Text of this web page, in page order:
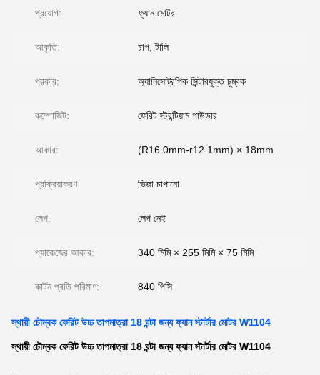
প্রয়োগ: ফ্যান মোটর
আকৃতি: চাপ, টালি
প্রকার: অ্যানিসোট্রপিক সিন্টারযুক্ত চুম্বক
কম্পোজিট: ফেরিট স্ট্রন্টিয়াম পাউডার
আকার: (R16.0mm-r12.1mm) × 18mm
প্রক্রিয়াকরণ: ভিজা চাপানো
লেপ: লেপ নেই
প্যাকেজের আকার: 340 মিমি × 255 মিমি × 75 মিমি
কার্টন প্রতি পরিমাণ: 840 পিসি
স্থায়ী চৌম্বক ফেরিট উচ্চ তাপমাত্রা 18 ঘন্টা জন্য ফ্যান স্টার্টার মোটর W1104
স্থায়ী চৌম্বক ফেরিট উচ্চ তাপমাত্রা 18 ঘন্টা জন্য ফ্যান স্টার্টার মোটর W1104